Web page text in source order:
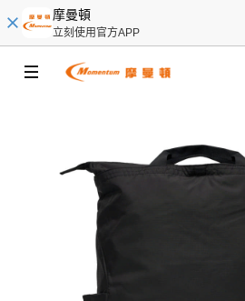
摩曼頓
立刻使用官方APP